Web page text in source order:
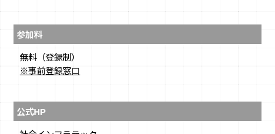
参加料
無料（登録制）
※事前登録窓口
公式HP